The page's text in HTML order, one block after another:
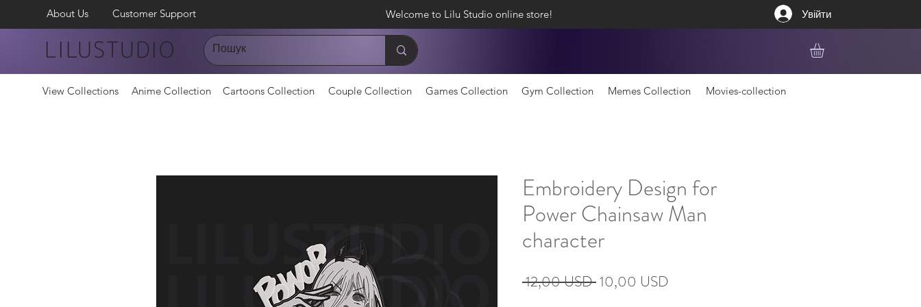
About Us Customer Support Welcome to Lilu Studio online store! Увійти
LILUSTUDIO
Embroidery Design for
Power Chainsaw Man
character
12,00 USD Звичайна
10,00 USD
View Collections Anime Collection Cartoons Collection Couple Collection Games Collection Gym Collection Memes Collection Movies-collection